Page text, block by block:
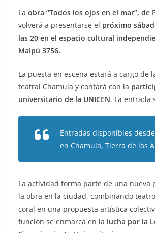
La obra “Todos los ojos en el mar”, de
volverá a presentarse el próximo
las 20 en el espacio cultural
Maipú 3756.
La puesta en escena estará a cargo de
teatral Chamula y contará con la
universitario de la UNICEN. La entrada
Entradas disponibles
en Chamula, Tierra de las
La actividad forma parte de una nueva
la obra en la ciudad, combinando
coral en una propuesta artística
función se enmarca en la lucha por la